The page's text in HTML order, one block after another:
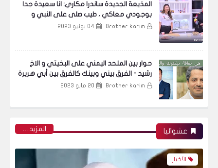
المذيعة الجديدة ساندرا مكاري: انا سعيدة جدا
بوجودي معاكي ، طيب صلى على النبي و
قولي الشهادة ! فيديو
Brother karim 04 يونيو 2023
حوار بين الملحد اليمني على البخيتي و الاخ
رشيد - الفرق بيني وبينك كالفرق بين أبي هريرة
وديكارت
Brother karim 20 مايو 2023
عشوائيا ‏المزيد…
الأخبار